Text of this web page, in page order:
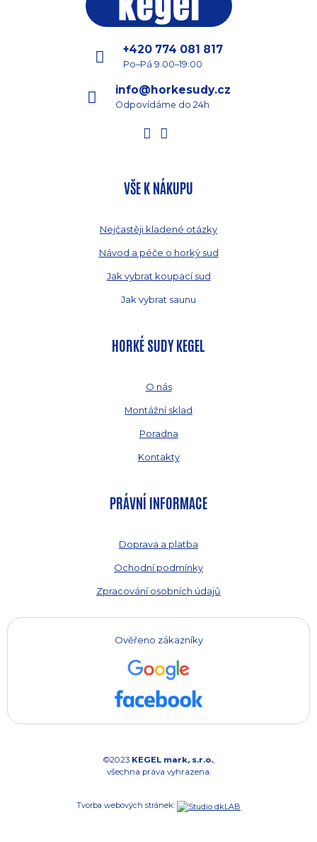
+420 774 081 817
Po–Pá 9.00–19:00
info@horkesudy.cz
Odpovídáme do 24h
VŠE K NÁKUPU
Nejčastěji kladené otázky
Návod a péče o horký sud
Jak vybrat koupací sud
Jak vybrat saunu
HORKÉ SUDY KEGEL
O nás
Montážní sklad
Poradna
Kontakty
PRÁVNÍ INFORMACE
Doprava a platba
Ochodní podmínky
Zpracování osobních údajů
Ověřeno zákazníky
Tvorba webových stránek:
©2023 KEGEL mark, s.r.o.,
všechna práva vyhrazena.